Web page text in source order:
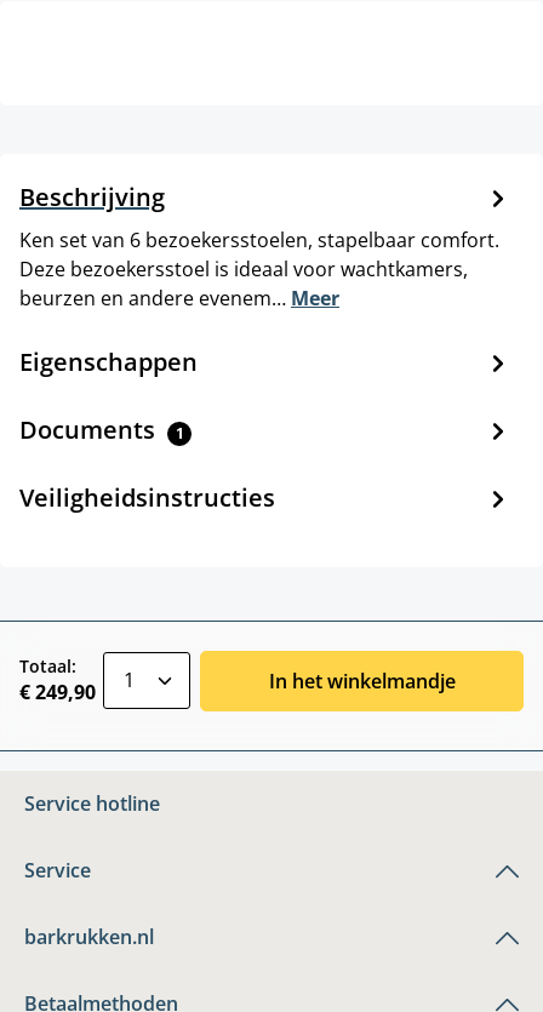
Beschrijving
Ken set van 6 bezoekersstoelen, stapelbaar comfort.
Deze bezoekersstoel is ideaal voor wachtkamers,
beurzen en andere evenem… Meer
Eigenschappen
Documents 1
Veiligheidsinstructies
Totaal:
€ 249,90 In het winkelmandje
Service hotline
Service
barkrukken.nl
Betaalmethoden